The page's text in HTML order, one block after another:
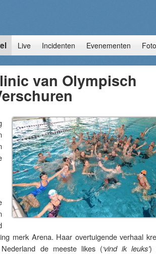
Live Incidenten Evenementen
van Olympisch
merk Arena. Haar overtuigende verhaal
de meeste likes (‘vind ik leuks’)